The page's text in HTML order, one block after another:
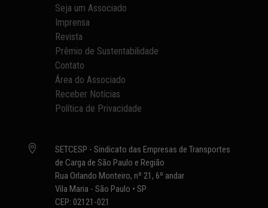
Seja um Associado
Imprensa
Revista
Prêmio de Sustentabilidade
Contato
Área do Associado
Receber Notícias
Política de Privacidade

SETCESP - Sindicato das Empresas de Transportes
de Carga de São Paulo e Região
Rua Orlando Monteiro, nº 21, 6º andar
Vila Maria - São Paulo • SP
CEP: 02121-021